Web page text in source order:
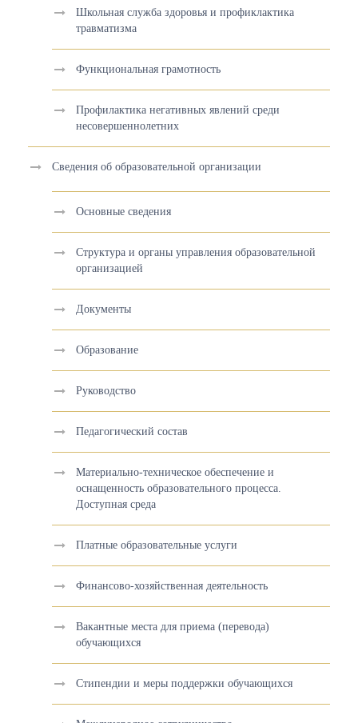
Школьная служба здоровья и профиклактика
травматизма
Функциональная грамотность
Профилактика негативных явлений среди
несовершеннолетних
Сведения об образовательной организации
Основные сведения
Структура и органы управления образовательной
организацией
Документы
Образование
Руководство
Педагогический состав
Материально-техническое обеспечение и
оснащенность образовательного процесса.
Доступная среда
Платные образовательные услуги
Финансово-хозяйственная деятельность
Вакантные места для приема (перевода)
обучающихся
Стипендии и меры поддержки обучающихся